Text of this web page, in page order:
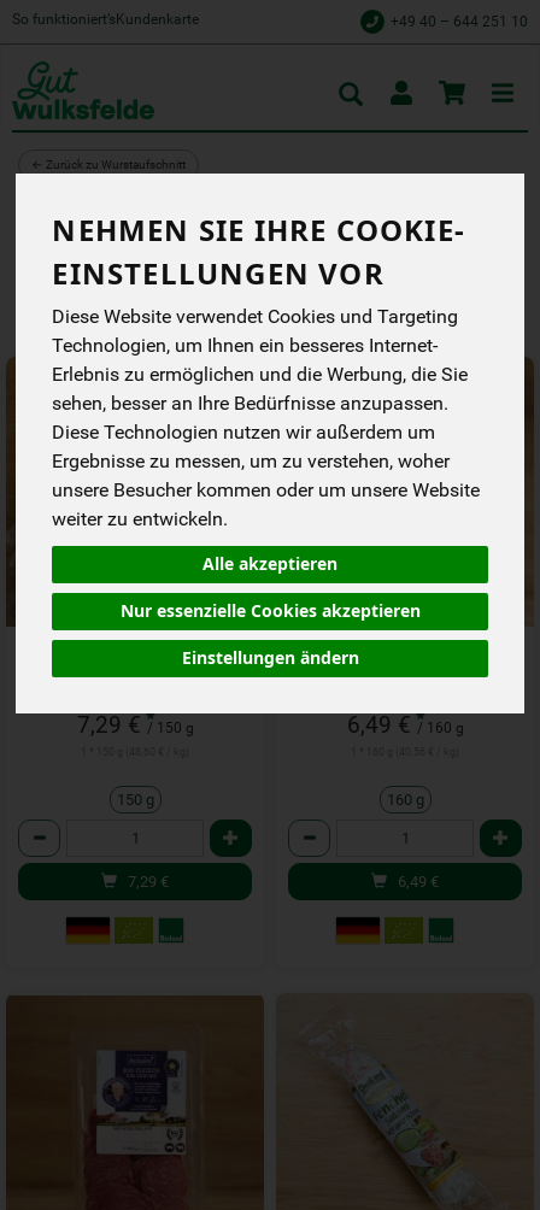
NEHMEN SIE IHRE COOKIE-
EINSTELLUNGEN VOR
Diese Website verwendet Cookies und Targeting
Technologien, um Ihnen ein besseres Internet-
Erlebnis zu ermöglichen und die Werbung, die Sie
sehen, besser an Ihre Bedürfnisse anzupassen.
Diese Technologien nutzen wir außerdem um
Ergebnisse zu messen, um zu verstehen, woher
unsere Besucher kommen oder um unsere Website
weiter zu entwickeln.
Alle akzeptieren
Nur essenzielle Cookies akzeptieren
Einstellungen ändern
So funktioniert’s Kundenkarte +49 40 – 644 251 10
← Zurück zu Wurstaufschnitt
Colbassa luftgetrocknet
7,29 €*
/ 150 g
150 g
Anzahl
7,29 €
Corned Beef Rind
6,49 €*
/ 160 g
160 g
Anzahl
6,49 €
Toggle
cart